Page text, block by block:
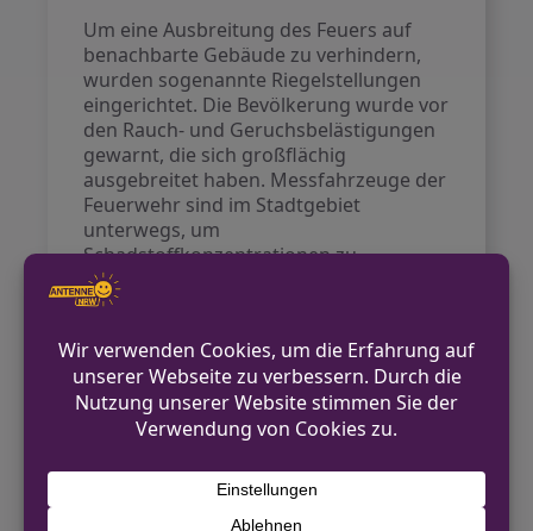
Um eine Ausbreitung des Feuers auf
benachbarte Gebäude zu verhindern,
wurden sogenannte Riegelstellungen
eingerichtet. Die Bevölkerung wurde vor
den Rauch- und Geruchsbelästigungen
gewarnt, die sich großflächig
ausgebreitet haben. Messfahrzeuge der
Feuerwehr sind im Stadtgebiet
unterwegs, um
Schadstoffkonzentrationen zu
überprüfen, bislang wurden keine
bedenklichen Werte festgestellt.
Die Straßen Ostersbaum, Rudolfstraße
und Schwesternstraße sind aufgrund
des Einsatzes vollständig gesperrt.
Weitere Informationen werden im Laufe
des Einsatzes erwartet.